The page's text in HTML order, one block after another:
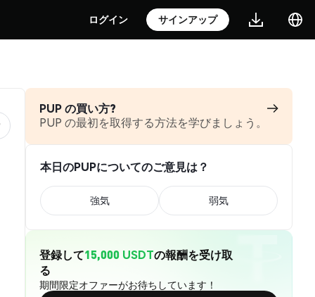
ログイン サインアップ
PUP の買い方?
PUP の最初を取得する方法を学びましょう。
本日のPUPについてのご意見は？
強気 弱気
登録して15,000 USDTの報酬を受け取
る
期間限定オファーがお待ちしています！